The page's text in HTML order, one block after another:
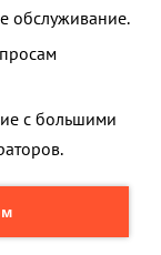
обслуживание.
с большими